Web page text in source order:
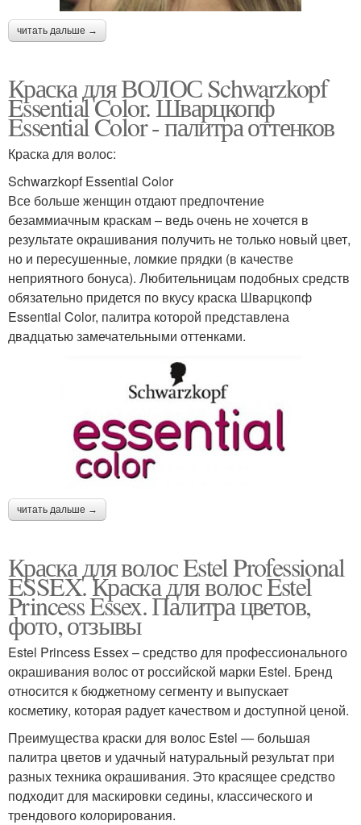
читать дальше →
Краска для ВОЛОС Schwarzkopf
Essential Color. Шварцкопф
Essential Color - палитра оттенков
Краска для волос:
Schwarzkopf Essential Color
Все больше женщин отдают предпочтение
безаммиачным краскам – ведь очень не хочется в
результате окрашивания получить не только новый цвет,
но и пересушенные, ломкие прядки (в качестве
неприятного бонуса). Любительницам подобных средств
обязательно придется по вкусу краска Шварцкопф
Essential Color, палитра которой представлена
двадцатью замечательными оттенками.
читать дальше →
Краска для волос Estel Professional
ESSEX. Краска для волос Estel
Princess Essex. Палитра цветов,
фото, отзывы
Estel Princess Essex – средство для профессионального
окрашивания волос от российской марки Estel. Бренд
относится к бюджетному сегменту и выпускает
косметику, которая радует качеством и доступной ценой.
Преимущества краски для волос Estel — большая
палитра цветов и удачный натуральный результат при
разных техника окрашивания. Это красящее средство
подходит для маскировки седины, классического и
трендового колорирования.